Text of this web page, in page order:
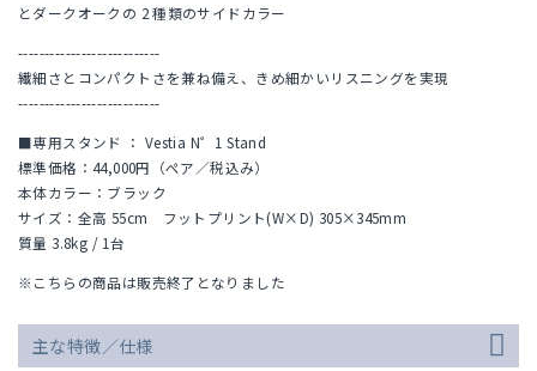
とダークオークの 2 種類のサイドカラー
---------------------------
繊細さとコンパクトさを兼ね備え、きめ細かいリスニングを実現
---------------------------
■専用スタンド ： Vestia N゜1 Stand
標準価格：44,000円（ペア／税込み）
本体カラー：ブラック
サイズ：全高 55cm フットプリント(W×D) 305×345mm
質量 3.8kg / 1台
※こちらの商品は販売終了となりました
主な特徴／仕様